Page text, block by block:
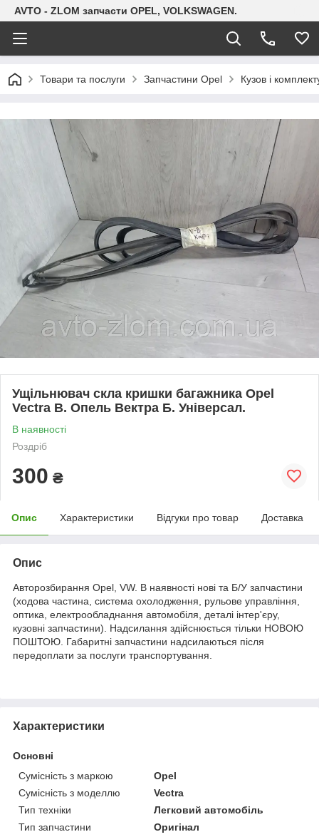
AVTO - ZLOM запчасти OPEL, VOLKSWAGEN.
Товари та послуги Запчастини Opel Кузов і
Ущільнювач скла кришки багажника Opel
Vectra B. Опель Вектра Б. Універсал.
В наявності
Роздріб
300 ₴
Опис Характеристики Відгуки про товар Доставка
Опис
Авторозбирання Opel, VW. В наявності нові та Б/У запчастини
(ходова частина, система охолодження, рульове управління,
оптика, електрообладнання автомобіля, деталі інтер'єру,
кузовні запчастини). Надсилання здійснюється тільки НОВОЮ
ПОШТОЮ. Габаритні запчастини надсилаються після
передоплати за послуги транспортування.
Характеристики
Основні
Сумісність з маркою
Opel
Сумісність з моделлю
Vectra
Тип техніки
Легковий автомобіль
Тип запчастини
Оригінал